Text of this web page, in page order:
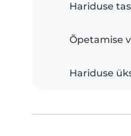
Hariduse
Õpetamise
Hariduse